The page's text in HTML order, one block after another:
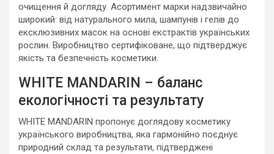
очищення й догляду. Асортимент марки надзвичайно
широкий: від натурального мила, шампунів і гелів до
ексклюзивних масок на основі екстрактів українських
рослин. Виробництво сертифіковане, що підтверджує
якість та безпечність косметики.
WHITE MANDARIN – баланс
екологічності та результату
WHITE MANDARIN пропонує доглядову косметику
українського виробництва, яка гармонійно поєднує
природний склад та результати, підтверджені